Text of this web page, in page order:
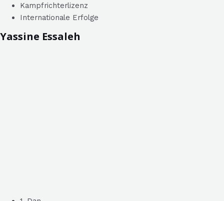
Kampfrichterlizenz
Internationale Erfolge
Yassine Essaleh